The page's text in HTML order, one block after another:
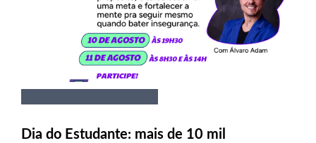
Dia do Estudante: mais de 10 mil